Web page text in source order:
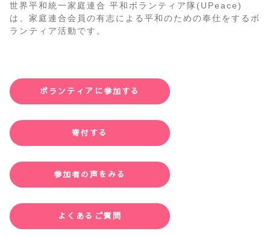
世界平和統一家庭連合 平和ボランティア隊(UPeace)
は、家庭連合会員の有志による平和のための奉仕をするボ
ランティア活動です。
ボランティアに参加する
寄付する
参加者の声をみる
よくあるご質問